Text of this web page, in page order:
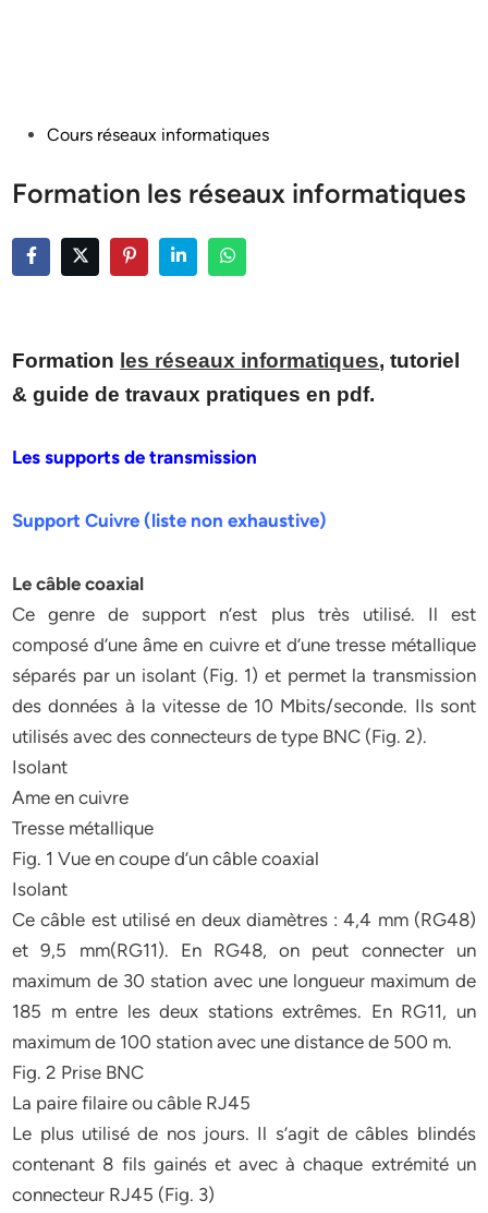
PostedCours réseaux informatiques
Formation les réseaux informatiques
Formation les réseaux informatiques, tutoriel
& guide de travaux pratiques en pdf.
Les supports de transmission
Support Cuivre (liste non exhaustive)
Le câble coaxial
Ce genre de support n’est plus très utilisé. Il est
composé d’une âme en cuivre et d’une tresse métallique
séparés par un isolant (Fig. 1) et permet la transmission
des données à la vitesse de 10 Mbits/seconde. Ils sont
utilisés avec des connecteurs de type BNC (Fig. 2).
Isolant
Ame en cuivre
Tresse métallique
Fig. 1 Vue en coupe d’un câble coaxial
Isolant
Ce câble est utilisé en deux diamètres : 4,4 mm (RG48)
et 9,5 mm(RG11). En RG48, on peut connecter un
maximum de 30 station avec une longueur maximum de
185 m entre les deux stations extrêmes. En RG11, un
maximum de 100 station avec une distance de 500 m.
Fig. 2 Prise BNC
La paire filaire ou câble RJ45
Le plus utilisé de nos jours. Il s’agit de câbles blindés
contenant 8 fils gainés et avec à chaque extrémité un
connecteur RJ45 (Fig. 3)